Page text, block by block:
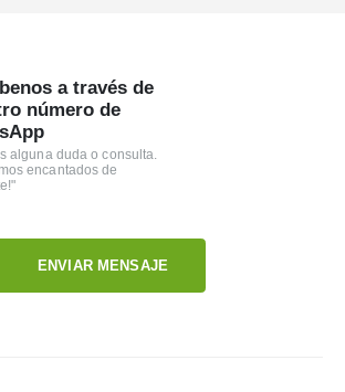
a través de
número de
alguna duda o consulta.
encantados de
ENVIAR MENSAJE